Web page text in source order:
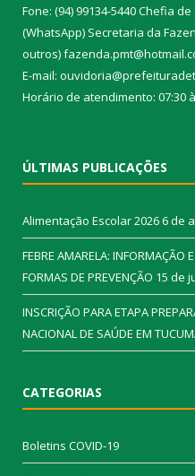
Fone: (94) 99134-5440 Chefia
(WhatsApp) Secretaria da
outros)
E-mail:
Horário de atendimento: 07:30
ÚLTIMAS PUBLICAÇÕES
Alimentação Escolar 20266 de
FEBRE AMARELA: INFORMAÇÃO
FORMAS DE PREVENÇÃO 15 de
INSCRIÇÃO PARA ETAPA
NACIONAL DE SAÚDE EM
CATEGORIAS
Boletins COVID-19